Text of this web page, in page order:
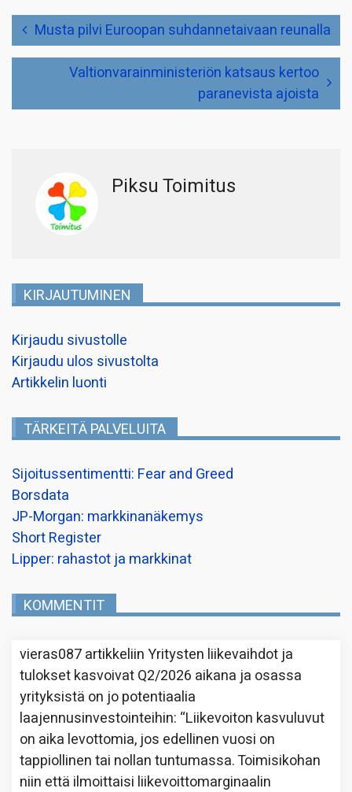
Artikkelien
selausMusta pilvi Euroopan suhdannetaivaan reunalla
Valtionvarainministeriön katsaus kertoo
paranevista ajoista
Piksu Toimitus
KIRJAUTUMINEN
Kirjaudu sivustolle
Kirjaudu ulos sivustolta
Artikkelin luonti
TÄRKEITÄ PALVELUITA
Sijoitussentimentti: Fear and Greed
Borsdata
JP-Morgan: markkinanäkemys
Short Register
Lipper: rahastot ja markkinat
KOMMENTIT
vieras087artikkeliinYritysten liikevaihdot ja
tulokset kasvoivat Q2/2026 aikana ja osassa
yrityksistä on jo potentiaalia
laajennusinvestointeihin: “Liikevoiton kasvuluvut
on aika levottomia, jos edellinen vuosi on
tappiollinen tai nollan tuntumassa. Toimisikohan
niin että ilmoittaisi liikevoittomarginaalin